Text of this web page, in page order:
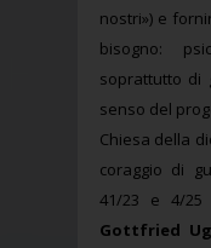
nostri») e
bisogno:
soprattutto di
senso del
Chiesa della
coraggio di
41/23 e 4/
Gottfried